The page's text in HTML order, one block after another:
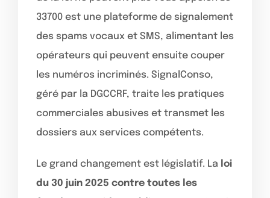
33700 est une plateforme de signalement
des spams vocaux et SMS, alimentant les
opérateurs qui peuvent ensuite couper
les numéros incriminés. SignalConso,
géré par la DGCCRF, traite les pratiques
commerciales abusives et transmet les
dossiers aux services compétents.
Le grand changement est législatif. La loi
du 30 juin 2025 contre toutes les